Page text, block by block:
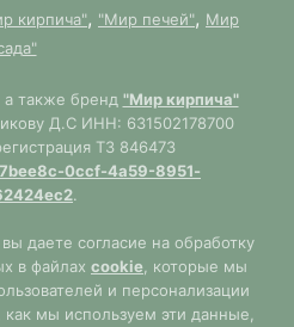
кирпича", "Мир печей", Мир
а также бренд "Мир кирпича"
Д.С ИНН: 631502178700
ТЗ 846473
0ccf-4a59-8951-
.
даете согласие на обработку
в файлах cookie, которые мы
и персонализации
мы используем эти данные,